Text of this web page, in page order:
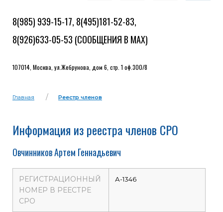
8(985) 939-15-17, 8(495)181-52-83,
8(926)633-05-53 (СООБЩЕНИЯ В MAX)
107014, Москва, ул.Жебрунова, дом 6, стр. 1 оф.300/8
Главная Реестр членов
Информация из реестра членов СРО
Овчинников Артем Геннадьевич
РЕГИСТРАЦИОННЫЙ
НОМЕР В РЕЕСТРЕ
СРО
А-1346